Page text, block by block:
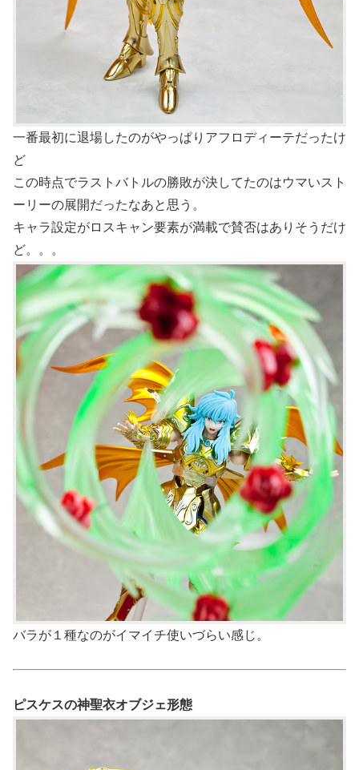
一番最初に退場したのがやっぱりアフロディーテだったけ
ど
この時点でラストバトルの勝敗が決してたのはウマいスト
ーリーの展開だったなあと思う。
キャラ設定がロスキャン要素が満載で賛否はありそうだけ
ど。。。
バラが１種なのがイマイチ使いづらい感じ。
ピスケスの神聖衣オブジェ形態